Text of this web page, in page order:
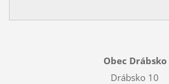
Obec Drábsko
Drábsko 10